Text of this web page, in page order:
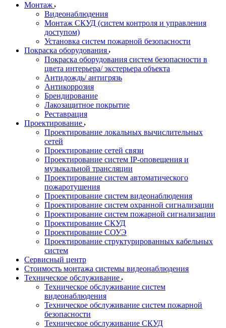
Монтаж
Видеонаблюдения
Монтаж СКУД (систем контроля и управления
доступом)
Установка систем пожарной безопасности
Покраска оборудования
Покраска оборудования систем безопасности в
цвета интерьера/ экстерьера объекта
Антидождь/ антигрязь
Антикоррозия
Брендирование
Лакозащитное покрытие
Реставрация
Проектирование
Проектирование локальных вычислительных
сетей
Проектирование сетей связи
Проектирование систем IP-оповещения и
музыкальной трансляции
Проектирование систем автоматического
пожаротушения
Проектирование систем видеонаблюдения
Проектирование систем охранной сигнализации
Проектирование систем пожарной сигнализации
Проектирование СКУД
Проектирование СОУЭ
Проектирование структурированных кабельных
систем
Сервисный центр
Стоимость монтажа системы видеонаблюдения
Техническое обслуживание
Техническое обслуживание систем
видеонаблюдения
Техническое обслуживание систем пожарной
безопасности
Техническое обслуживание СКУД